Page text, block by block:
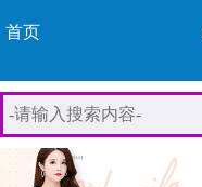
首页